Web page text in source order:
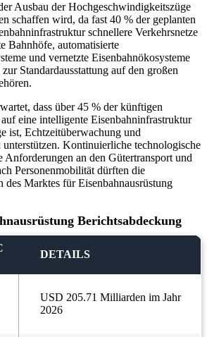
Ausbau der Hochgeschwindigkeitszüge
schaffen wird, da fast 40 % der geplanten
schnellere Verkehrsnetze
Bahnhöfe, automatisierte
und vernetzte Eisenbahnökosysteme
Standardausstattung auf den großen
dass über 45 % der künftigen
eine intelligente Eisenbahninfrastruktur
ist, Echtzeitüberwachung und
Kontinuierliche technologische
Anforderungen an den Gütertransport und
Personenmobilität dürften die
des Marktes für Eisenbahnausrüstung
Berichtsabdeckung
DETAILS
USD 205.71 Milliarden im Jahr
2026